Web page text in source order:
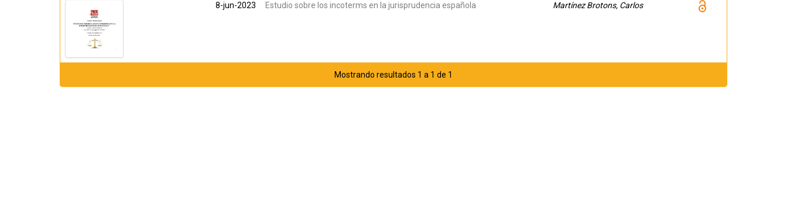
8-jun-2023 Estudio sobre los incoterms en la jurisprudencia española Martínez Brotons, Carlos
Mostrando resultados 1 a 1 de 1